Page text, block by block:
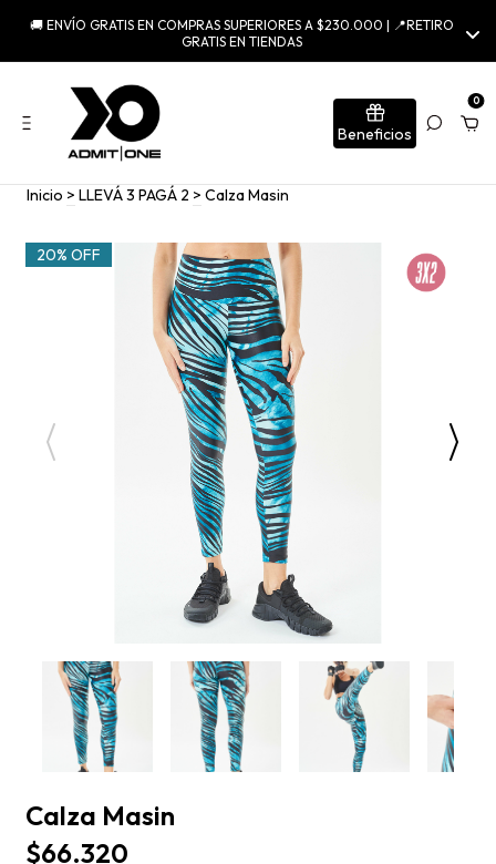
🚚 ENVÍO GRATIS EN COMPRAS SUPERIORES A $230.000 | 📍RETIRO
GRATIS EN TIENDAS
Beneficios
0
Inicio > LLEVÁ 3 PAGÁ 2 > Calza Masin
20% OFF
Calza Masin
$66.320